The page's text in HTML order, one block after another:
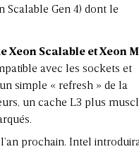
Scalable Gen 4) dont le
Xeon Scalable et Xeon
avec les sockets et
simple « refresh » de la
un cache L3 plus
prochain. Intel